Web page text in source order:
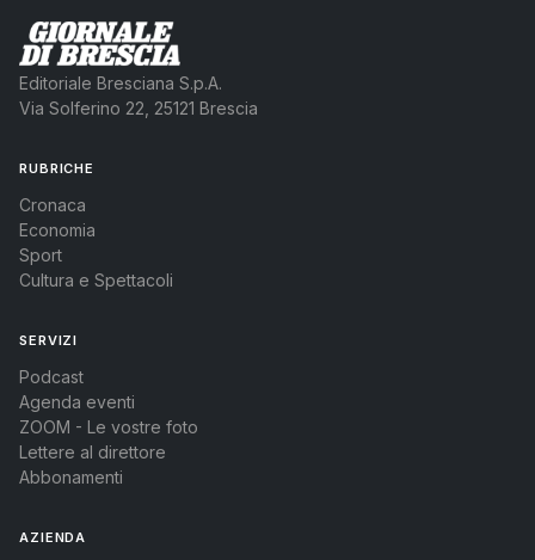
Le conseguenze
Fanghi inquinati nei campi, Arpa:
«Verificare rischi per falde»
I gessi così ottenuti venivano poi smaltiti dalla Wte su
terreni agricoli. Scioccante un’altra frase, ormai
«Chissà il bambino che mangia la pannocchia di mais
Editoriale Bresciana S.p.A.
Via Solferino 22, 25121 Brescia
RUBRICHE
Cronaca
Economia
Sport
Cultura e Spettacoli
SERVIZI
Podcast
Agenda eventi
ZOOM - Le vostre foto
Lettere al direttore
Abbonamenti
AZIENDA